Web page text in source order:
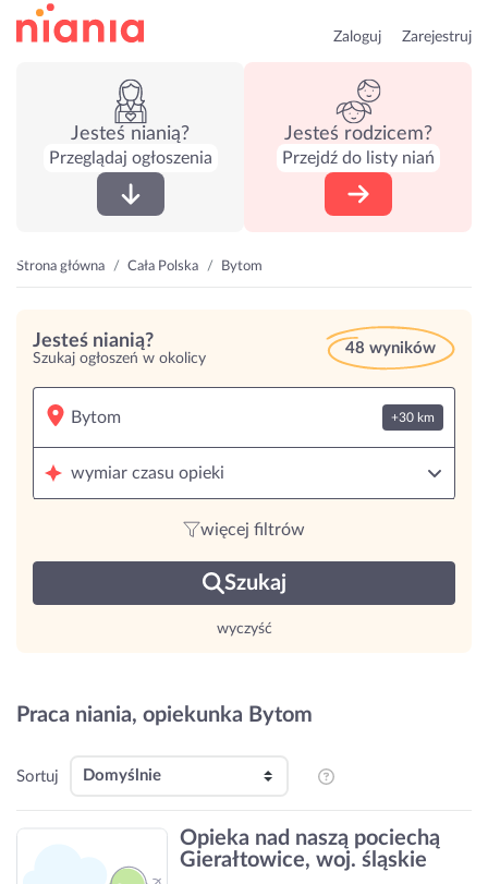
Zaloguj Zarejestruj
Jesteś nianią?
Przeglądaj ogłoszenia
Jesteś rodzicem?
Przejdź do listy niań
Strona główna Cała Polska Bytom
Jesteś nianią?
Szukaj ogłoszeń w okolicy
48 wyników
+30 km
wymiar czasu opieki
więcej filtrów
Szukaj
wyczyść
Praca niania, opiekunka Bytom
Sortuj
Opieka nad naszą pociechą
Gierałtowice, woj. śląskie